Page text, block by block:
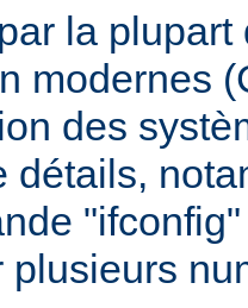
la plupart
modernes
des
détails,
plusieurs